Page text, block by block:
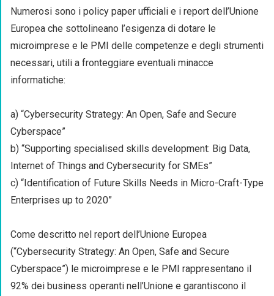
Numerosi sono i policy paper ufficiali e i report dell’Unione
Europea che sottolineano l’esigenza di dotare le
microimprese e le PMI delle competenze e degli strumenti
necessari, utili a fronteggiare eventuali minacce
informatiche:
a) “Cybersecurity Strategy: An Open, Safe and Secure
Cyberspace”
b) “Supporting specialised skills development: Big Data,
Internet of Things and Cybersecurity for SMEs”
c) “Identification of Future Skills Needs in Micro-Craft-Type
Enterprises up to 2020”
Come descritto nel report dell’Unione Europea
(“Cybersecurity Strategy: An Open, Safe and Secure
Cyberspace”) le microimprese e le PMI rappresentano il
92% dei business operanti nell’Unione e garantiscono il